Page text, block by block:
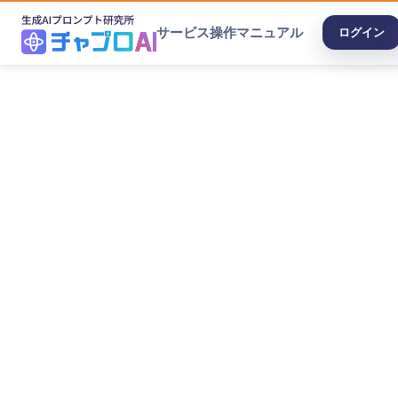
サービス操作マニュアル ログイン